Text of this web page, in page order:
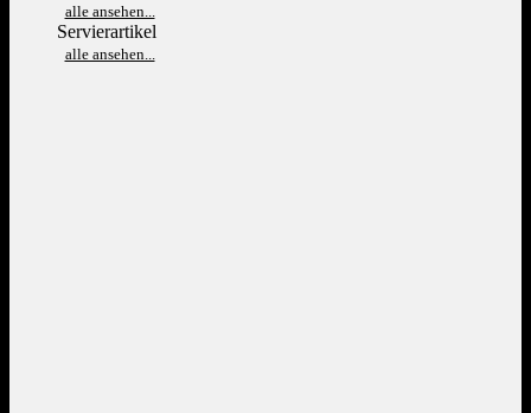
alle ansehen...
Servierartikel
alle ansehen...